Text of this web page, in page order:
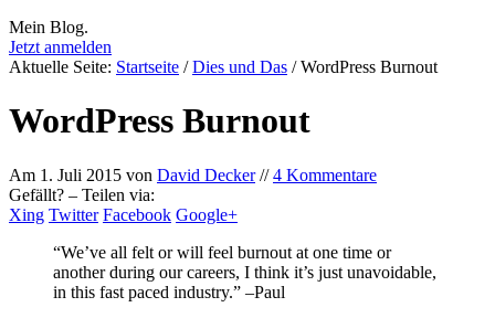
Mein Blog.
Jetzt anmelden
Aktuelle Seite: Startseite / Dies und Das /WordPress Burnout
WordPress Burnout
Am 1. Juli 2015 von David Decker//4 Kommentare
Gefällt? – Teilen via:
Xing Twitter Facebook Google+
“We’ve all felt or will feel burnout at one time or
another during our careers, I think it’s just unavoidable,
in this fast paced industry.” –Paul